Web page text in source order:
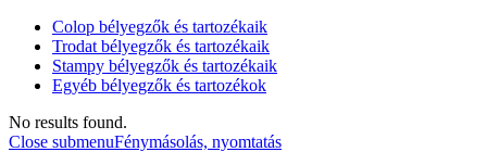
Colop bélyegzők és tartozékaik
Trodat bélyegzők és tartozékaik
Stampy bélyegzők és tartozékaik
Egyéb bélyegzők és tartozékok
No results found.
Close submenuFénymásolás, nyomtatás